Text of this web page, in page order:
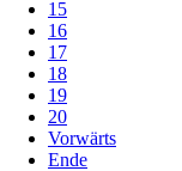
15
16
17
18
19
20
Vorwärts
Ende